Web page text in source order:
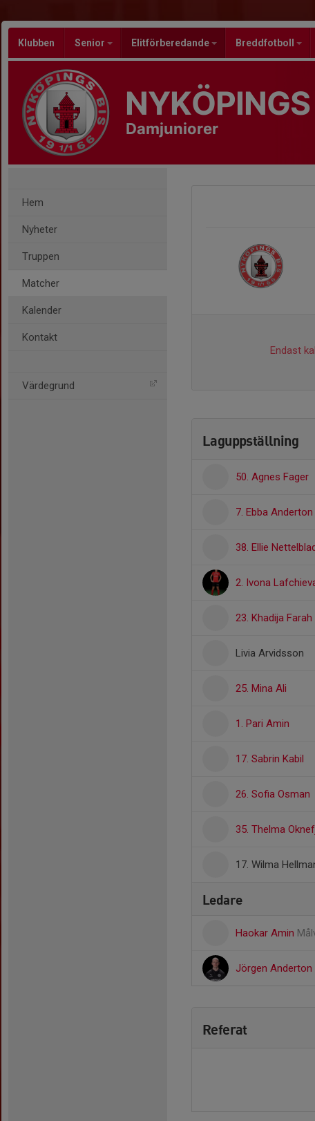
Klubben Senior Elitförberedande Breddfotboll
Damjuniorer
Hem
Nyheter
Truppen
Matcher
Kalender
Kontakt
Värdegrund
Endast
Laguppställning
50. Agnes Fager
7. Ebba Anderton
38. Ellie
2. Ivona
23. Khadija
Livia Arvidsson
25. Mina Ali
1. Pari Amin
17. Sabrin Kabil
26. Sofia Osman
35. Thelma
17. Wilma
Ledare
Haokar Amin
Jörgen Anderton
Referat